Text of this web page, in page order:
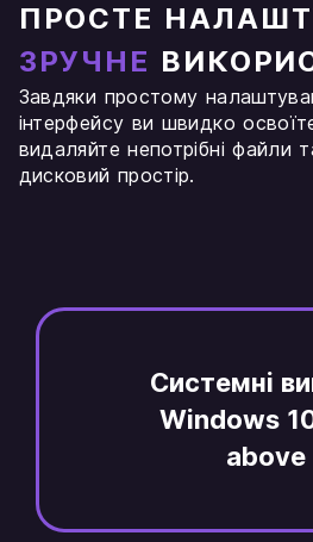
ПРОСТЕ
ЗРУЧНЕ
Завдяки простому
інтерфейсу ви швидко
видаляйте непотрібні файли
дисковий простір.
Системні
Windows
above